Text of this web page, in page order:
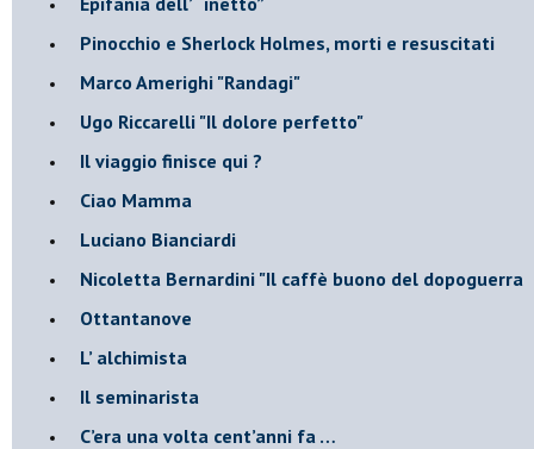
Pinocchio e Sherlock Holmes, morti e resuscitati
​Marco Amerighi "Randagi"
Ugo Riccarelli "Il dolore perfetto"
​Il viaggio finisce qui ?
​Ciao Mamma
​Luciano Bianciardi
​Nicoletta Bernardini "Il caffè buono del dopoguerra
​Ottantanove
​L’ alchimista
Il seminarista
​C’era una volta cent’anni fa …